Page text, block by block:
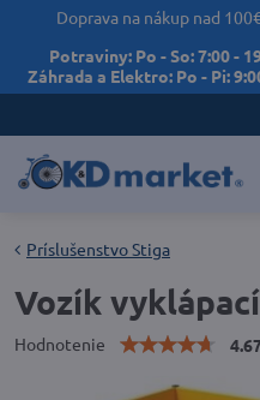
Doprava na nákup nad
Potraviny: Po - So: 7:00 -
Záhrada a Elektro: Po - Pi:
Príslušenstvo Stiga
Vozík
Hodnotenie